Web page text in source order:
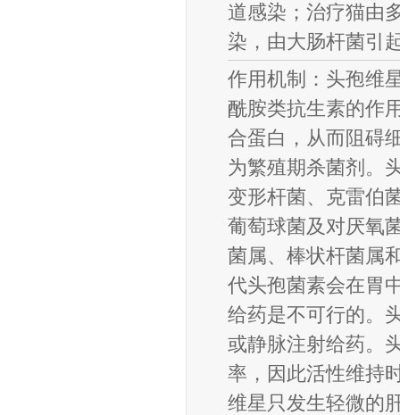
道感染；治疗猫由
染，由大肠杆菌引
作用机制：头孢维
酰胺类抗生素的作
合蛋白，从而阻碍
为繁殖期杀菌剂。
变形杆菌、克雷伯
葡萄球菌及对厌氧
菌属、棒状杆菌属
代头孢菌素会在胃
给药是不可行的。
或静脉注射给药。
率，因此活性维持
维星只发生轻微的